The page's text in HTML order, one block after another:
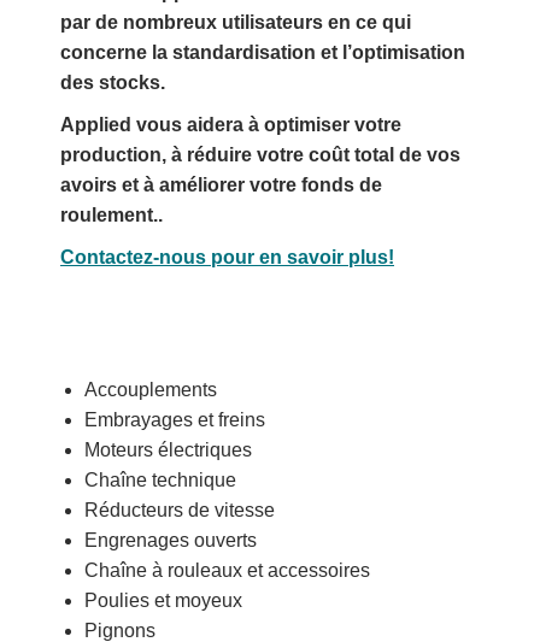
par de nombreux utilisateurs en ce qui
concerne la standardisation et l’optimisation
des stocks.
Applied vous aidera à optimiser votre
production, à réduire votre coût total de vos
avoirs et à améliorer votre fonds de
roulement..
Contactez-nous pour en savoir plus!
Accouplements
Embrayages et freins
Moteurs électriques
Chaîne technique
Réducteurs de vitesse
Engrenages ouverts
Chaîne à rouleaux et accessoires
Poulies et moyeux
Pignons